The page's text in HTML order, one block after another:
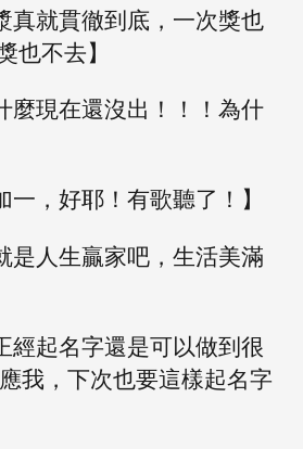
真就貫徹到底，一次獎也
也不去】
麼現在還沒出！！！為什
一，好耶！有歌聽了！】
是人生贏家吧，生活美滿
經起名字還是可以做到很
我，下次也要這樣起名字